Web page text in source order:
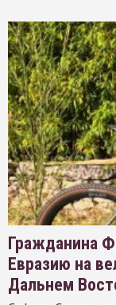
Гражданина
Евразию на
Дальнем